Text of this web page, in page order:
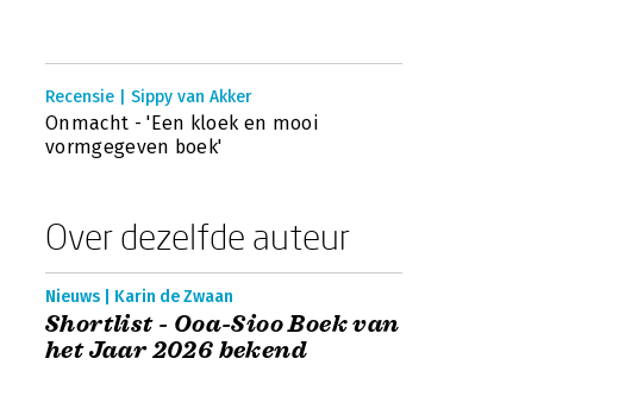
Recensie | Sippy van Akker
Onmacht - 'Een kloek en mooi
vormgegeven boek'
Over dezelfde auteur
Nieuws | Karin de Zwaan
Shortlist - Ooa-Sioo Boek van
het Jaar 2026 bekend